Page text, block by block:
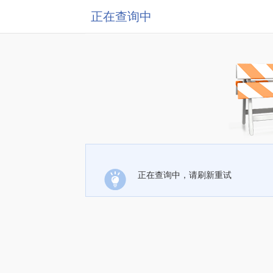
正在查询中
正在查询中，请刷新重试